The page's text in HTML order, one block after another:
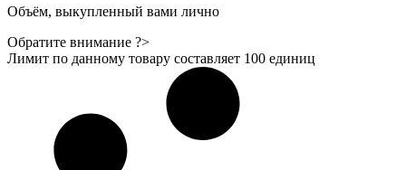
Объём, выкупленный вами лично
Обратите внимание ?>
Лимит по данному товару составляет 100 единиц